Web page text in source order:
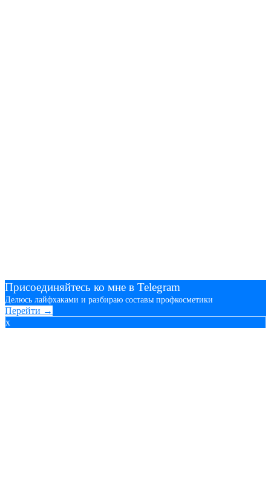
Присоединяйтесь ко мне в Telegram
Делюсь лайфхаками и разбираю составы профкосметики
Перейти →
x